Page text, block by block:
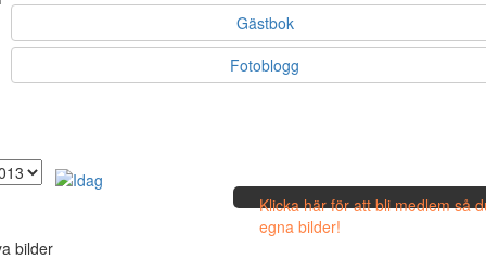
Gästbok
Fotoblogg
Klicka här för att bli medlem så
egna bilder!
bilder